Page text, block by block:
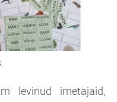
levinud imetajaid,